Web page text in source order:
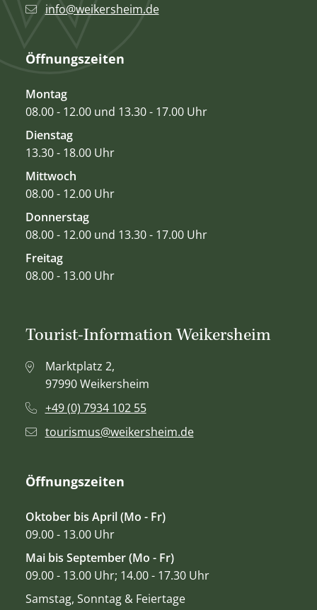
info@weikersheim.de
Öffnungszeiten
Montag
08.00 - 12.00 und 13.30 - 17.00 Uhr
Dienstag
13.30 - 18.00 Uhr
Mittwoch
08.00 - 12.00 Uhr
Donnerstag
08.00 - 12.00 und 13.30 - 17.00 Uhr
Freitag
08.00 - 13.00 Uhr
Tourist-Information Weikersheim
Marktplatz 2,
97990 Weikersheim
+49 (0) 7934 102 55
tourismus@weikersheim.de
Öffnungszeiten
Oktober bis April (Mo - Fr)
09.00 - 13.00 Uhr
Mai bis September (Mo - Fr)
09.00 - 13.00 Uhr; 14.00 - 17.30 Uhr
Samstag, Sonntag & Feiertage